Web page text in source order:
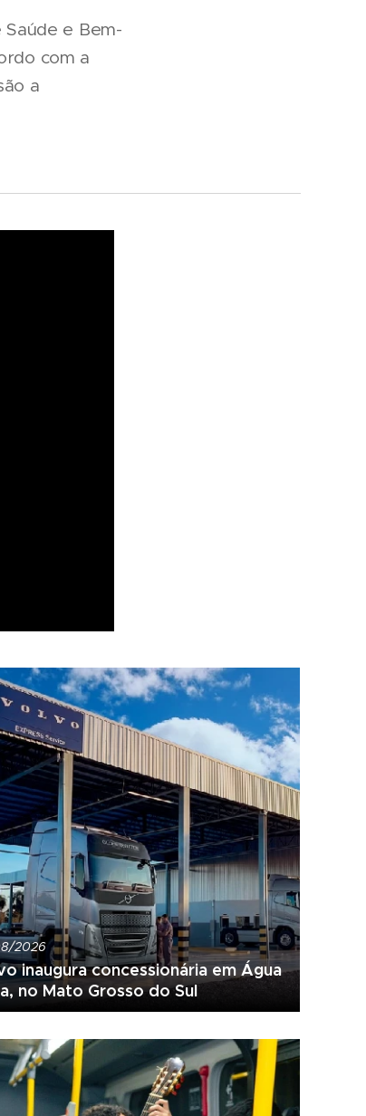
e Bem-
com a
a
2026
inaugura concessionária em Água
no Mato Grosso do Sul